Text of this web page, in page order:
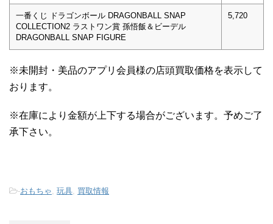
一番くじ ドラゴンボール DRAGONBALL SNAP
COLLECTION2 ラストワン賞 孫悟飯＆ビーデル
DRAGONBALL SNAP FIGURE
5,720
※未開封・美品のアプリ会員様の店頭買取価格を表示して
おります。
※在庫により金額が上下する場合がございます。予めご了
承下さい。
-おもちゃ, 玩具, 買取情報